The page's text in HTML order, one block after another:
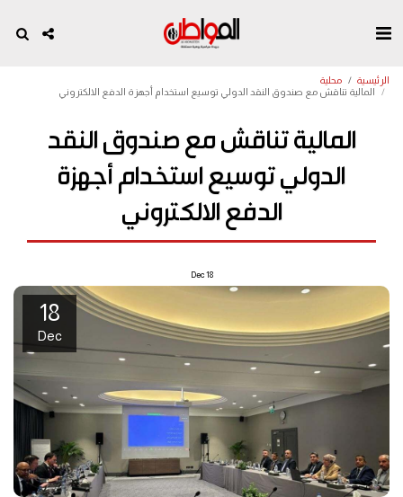
الرئيسية
محلية
المالية تناقش مع صندوق النقد الدولي توسيع استخدام أجهزة الدفع الالكتروني
المالية تناقش مع صندوق النقد
الدولي توسيع استخدام أجهزة
الدفع الالكتروني
18
Dec
18
Dec